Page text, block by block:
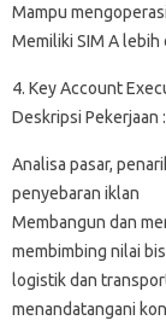
Mampu
Memiliki SIM A lebih
4. Key Account
Deskripsi Pekerjaan :
Analisa pasar,
penyebaran iklan
Membangun dan
membimbing nilai
logistik dan
menandatangani